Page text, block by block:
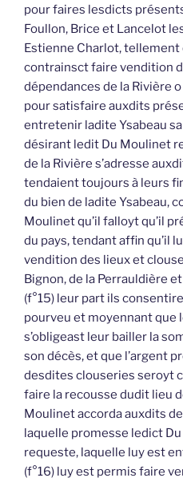
pour faires lesdicts
Foullon, Brice et Lancelot
Estienne Charlot,
contrainsct faire vendition
dépendances de la Rivière
pour satisfaire auxdits
entretenir ladite Ysabeau
désirant ledit Du Moulinet
de la Rivière s’adresse
tendaient toujours à leurs
du bien de ladite Ysabeau,
Moulinet qu’il falloyt qu’il
du pays, tendant affin qu’il
vendition des lieux et
Bignon, de la Perrauldière
(f°15) leur part ils
pourveu et moyennant que
s’obligeast leur bailler la
son décès, et que l’argent
desdites clouseries seroyt
faire la recousse dudit lieu
Moulinet accorda auxdits
laquelle promesse ledict
requeste, laquelle luy est
(f°16) luy est permis faire